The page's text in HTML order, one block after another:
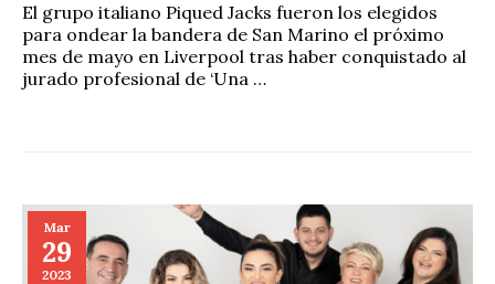
El grupo italiano Piqued Jacks fueron los elegidos
para ondear la bandera de San Marino el próximo
mes de mayo en Liverpool tras haber conquistado al
jurado profesional de ‘Una …
Mar
29
2023